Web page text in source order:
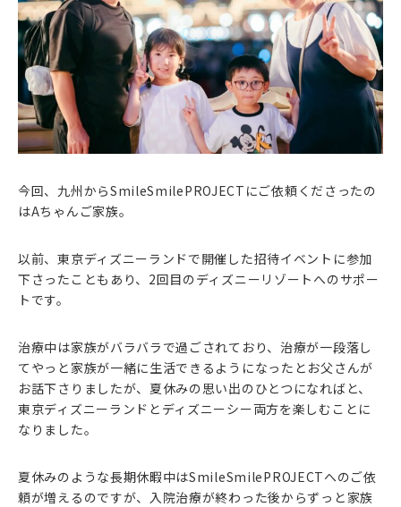
今回、九州からSmileSmilePROJECTにご依頼くださったの
はAちゃんご家族。
以前、東京ディズニーランドで開催した招待イベントに参加
下さったこともあり、2回目のディズニーリゾートへのサポー
トです。
治療中は家族がバラバラで過ごされており、治療が一段落し
てやっと家族が一緒に生活できるようになったとお父さんが
お話下さりましたが、夏休みの思い出のひとつになればと、
東京ディズニーランドとディズニーシー両方を楽しむことに
なりました。
夏休みのような長期休暇中はSmileSmilePROJECTへのご依
頼が増えるのですが、入院治療が終わった後からずっと家族